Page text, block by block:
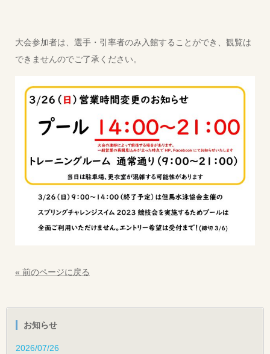
大会参加者は、選手・引率者のみ入館することができ、観覧は
できませんのでご了承ください。
« 前のページに戻る
お知らせ
2026/07/26